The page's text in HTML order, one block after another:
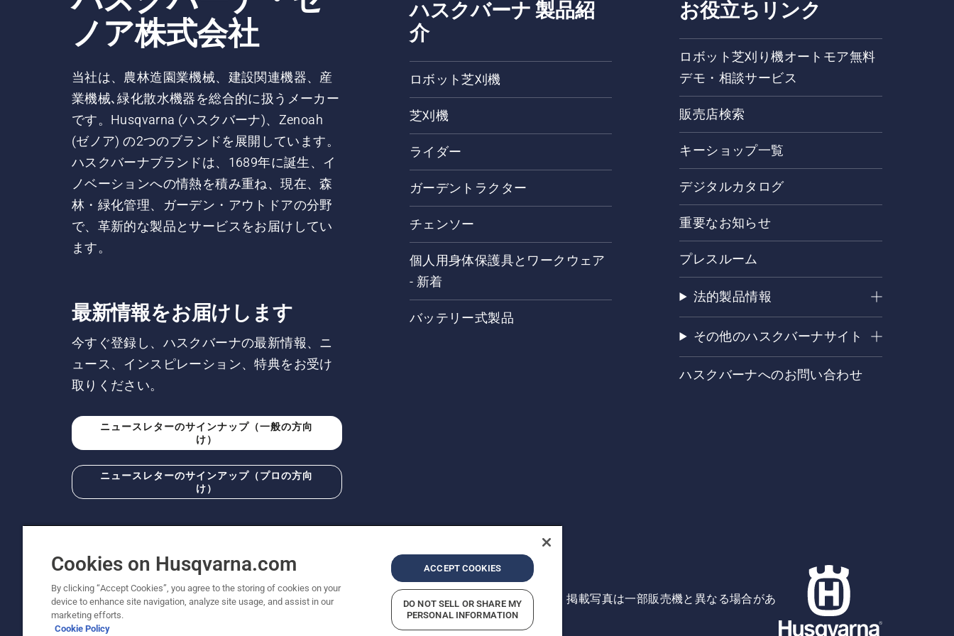
ノア株式会社
当社は、農林造園業機械、建設関連機器、産
業機械､緑化散水機器を総合的に扱うメーカー
です。Husqvarna (ハスクバーナ)、Zenoah
(ゼノア) の2つのブランドを展開しています。
ハスクバーナブランドは、1689年に誕生、イ
ノベーションへの情熱を積み重ね、現在、森
林・緑化管理、ガーデン・アウトドアの分野
で、革新的な製品とサービスをお届けしてい
ます。
最新情報をお届けします
今すぐ登録し、ハスクバーナの最新情報、ニ
ュース、インスピレーション、特典をお受け
取りください。
ニュースレターのサインナップ（一般の方向
け）
ニュースレターのサインアップ（プロの方向
け）
ハスクバーナ 製品紹
介
ロボット芝刈機
芝刈機
ライダー
ガーデントラクター
チェンソー
個人用身体保護具とワークウェア
- 新着
バッテリー式製品
お役立ちリンク
ロボット芝刈り機オートモア無料
デモ・相談サービス
販売店検索
キーショップ一覧
デジタルカタログ
重要なお知らせ
プレスルーム
法的製品情報
その他のハスクバーナサイト
ハスクバーナへのお問い合わせ
© Husqvarna AB (publ). All rights reserved. 表示価格は、メーカー希望小売価格 (税込) です。掲載写真は一部販売機と異なる場合があ
ります。改良のため、仕様や価格などの内容に変更されることがあります。
Cookies on Husqvarna.com
By clicking “Accept Cookies”, you agree to the storing of cookies on your
device to enhance site navigation, analyze site usage, and assist in our
marketing efforts.
Cookie Policy
ACCEPT COOKIES
DO NOT SELL OR SHARE MY
PERSONAL INFORMATION